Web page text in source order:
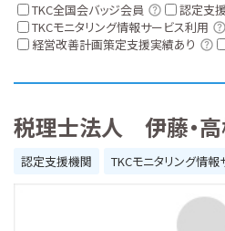
TKC全国会バッジ会員
認定支
TKCモニタリング情報サービス利用
経営改善計画策定支援実績あり
税理士法人 伊藤・
認定支援機関 TKCモニタリング情